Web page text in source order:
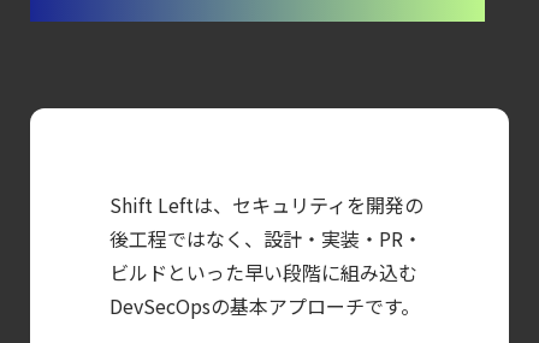
Sysdig Secure
セキュリティブリーフィング：
【ブログ】
Shift Leftは、セキュリティを開発の
後工程ではなく、設計・実装・PR・
ビルドといった早い段階に組み込む
DevSecOpsの基本アプローチです。